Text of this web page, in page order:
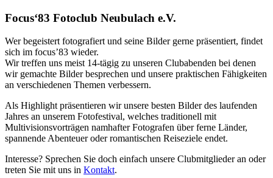
Focus‘83 Fotoclub Neubulach e.V.
Wer begeistert fotografiert und seine Bilder gerne präsentiert, findet
sich im focus’83 wieder.
Wir treffen uns meist 14-tägig zu unseren Clubabenden bei denen
wir gemachte Bilder besprechen und unsere praktischen Fähigkeiten
an verschiedenen Themen verbessern.
Als Highlight präsentieren wir unsere besten Bilder des laufenden
Jahres an unserem Fotofestival, welches traditionell mit
Multivisionsvorträgen namhafter Fotografen über ferne Länder,
spannende Abenteuer oder romantischen Reiseziele endet.
Interesse? Sprechen Sie doch einfach unsere Clubmitglieder an oder
treten Sie mit uns in Kontakt.